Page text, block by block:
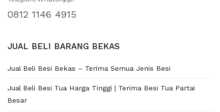
0812 1146 4915
JUAL BELI BARANG BEKAS
Jual Beli Besi Bekas – Terima Semua Jenis Besi
Jual Beli Besi Tua Harga Tinggi | Terima Besi Tua Partai
Besar